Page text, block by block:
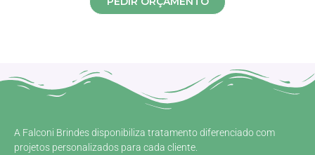
A Falconi Brindes disponibiliza tratamento diferenciado com
projetos personalizados para cada cliente.